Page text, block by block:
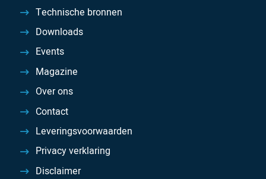
Technische bronnen
Downloads
Events
Magazine
Over ons
Contact
Leveringsvoorwaarden
Privacy verklaring
Disclaimer